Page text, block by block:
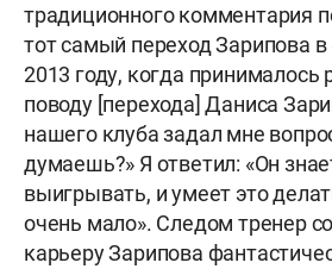
традиционного комментария
тот самый переход Зарипова в
2013 году, когда принималось
поводу [перехода] Даниса
нашего клуба задал мне
думаешь?» Я ответил: «Он
выигрывать, и умеет это
очень мало». Следом тренер
карьеру Зарипова